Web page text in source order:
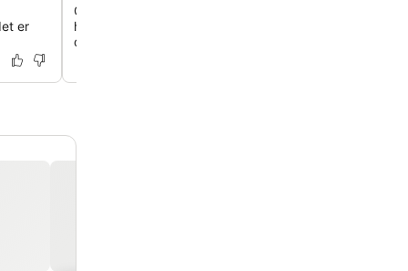
er
Oplev opdateret komfort med nyligt renoverede
hvoraf nogle har moderne walk-in-brusere, hvilket
og rent ophold.